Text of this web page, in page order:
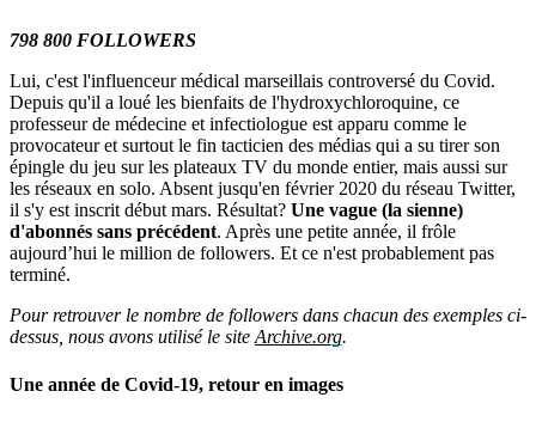
798 800 FOLLOWERS
Lui, c'est l'influenceur médical marseillais controversé du Covid.
Depuis qu'il a loué les bienfaits de l'hydroxychloroquine, ce
professeur de médecine et infectiologue est apparu comme le
provocateur et surtout le fin tacticien des médias qui a su tirer son
épingle du jeu sur les plateaux TV du monde entier, mais aussi sur
les réseaux en solo. Absent jusqu'en février 2020 du réseau Twitter,
il s'y est inscrit début mars. Résultat? Une vague (la sienne)
d'abonnés sans précédent. Après une petite année, il frôle
aujourd’hui le million de followers. Et ce n'est probablement pas
terminé.
Pour retrouver le nombre de followers dans chacun des exemples ci-
dessus, nous avons utilisé le site Archive.org.
Une année de Covid-19, retour en images